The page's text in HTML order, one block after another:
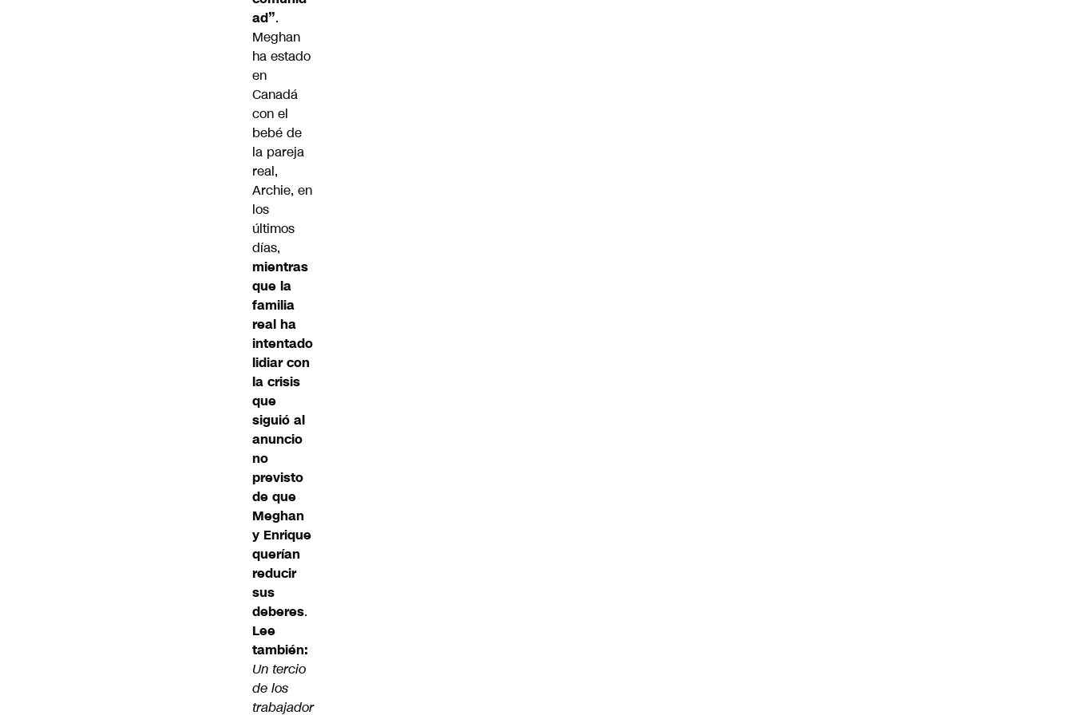
ad”.
Meghan
ha estado
en
Canadá
con el
bebé de
la pareja
real,
Archie, en
los
últimos
días,
mientras
que la
familia
real ha
intentado
lidiar con
la crisis
que
siguió al
anuncio
no
previsto
de que
Meghan
y Enrique
querían
reducir
sus
deberes.
Lee
también:
Un tercio
de los
trabajador